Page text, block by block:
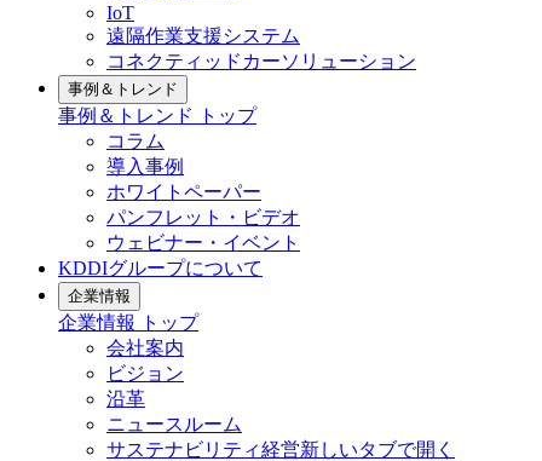
IoT
遠隔作業支援システム
コネクティッドカーソリューション
事例＆トレンド
事例＆トレンド
トップ
コラム
導入事例
ホワイトペーパー
パンフレット・ビデオ
ウェビナー・イベント
KDDIグループについて
企業情報
企業情報
トップ
会社案内
ビジョン
沿革
ニュースルーム
サステナビリティ経営新しいタブで開く